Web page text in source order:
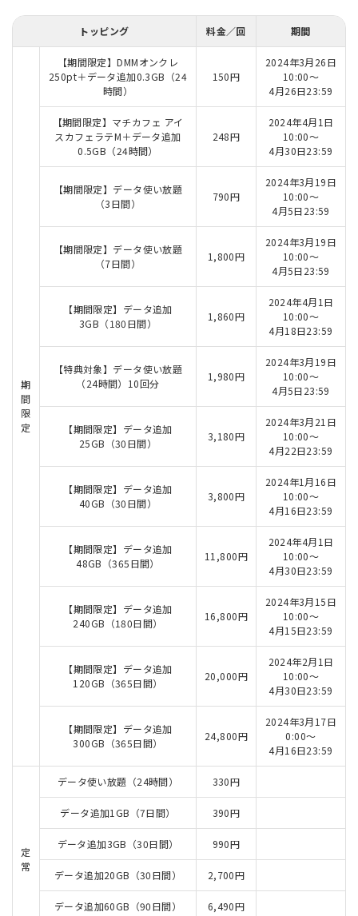
トッピング 料金／回 期間
期
間
限
定
【期間限定】DMMオンクレ
250pt＋データ追加0.3GB（24
時間）
150円
2024年3月26日
10:00～
4月26日23:59
【期間限定】マチカフェ アイ
スカフェラテM＋データ追加
0.5GB（24時間）
248円
2024年4月1日
10:00～
4月30日23:59
【期間限定】データ使い放題
（3日間）
790円
2024年3月19日
10:00～
4月5日23:59
【期間限定】データ使い放題
（7日間）
1,800円
2024年3月19日
10:00～
4月5日23:59
【期間限定】データ追加
3GB（180日間）
1,860円
2024年4月1日
10:00～
4月18日23:59
【特典対象】データ使い放題
（24時間）10回分
1,980円
2024年3月19日
10:00～
4月5日23:59
【期間限定】データ追加
25GB（30日間）
3,180円
2024年3月21日
10:00～
4月22日23:59
【期間限定】データ追加
40GB（30日間）
3,800円
2024年1月16日
10:00～
4月16日23:59
【期間限定】データ追加
48GB（365日間）
11,800円
2024年4月1日
10:00～
4月30日23:59
【期間限定】データ追加
240GB（180日間）
16,800円
2024年3月15日
10:00～
4月15日23:59
【期間限定】データ追加
120GB（365日間）
20,000円
2024年2月1日
10:00～
4月30日23:59
【期間限定】データ追加
300GB（365日間）
24,800円
2024年3月17日
0:00～
4月16日23:59
定
常
データ使い放題（24時間） 330円
データ追加1GB（7日間） 390円
データ追加3GB（30日間） 990円
データ追加20GB（30日間） 2,700円
データ追加60GB（90日間） 6,490円